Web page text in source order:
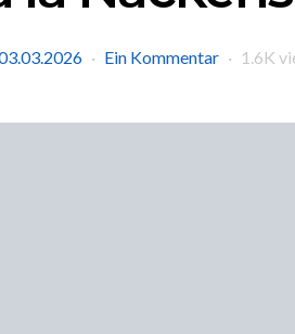
Ein Kommentar 1.6K